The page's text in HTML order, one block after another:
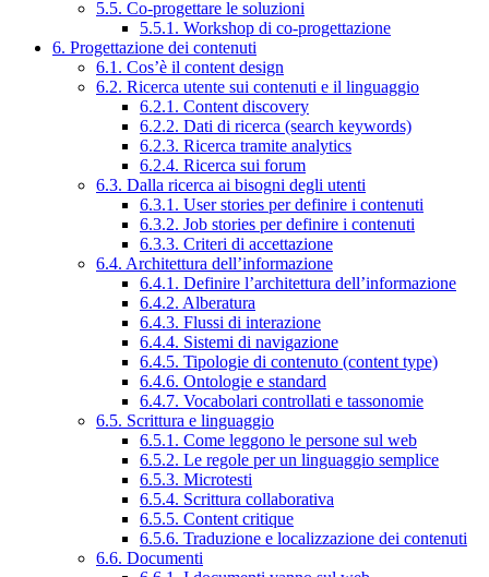
5.5. Co-progettare le soluzioni
5.5.1. Workshop di co-progettazione
6. Progettazione dei contenuti
6.1. Cos’è il content design
6.2. Ricerca utente sui contenuti e il linguaggio
6.2.1. Content discovery
6.2.2. Dati di ricerca (search keywords)
6.2.3. Ricerca tramite analytics
6.2.4. Ricerca sui forum
6.3. Dalla ricerca ai bisogni degli utenti
6.3.1. User stories per definire i contenuti
6.3.2. Job stories per definire i contenuti
6.3.3. Criteri di accettazione
6.4. Architettura dell’informazione
6.4.1. Definire l’architettura dell’informazione
6.4.2. Alberatura
6.4.3. Flussi di interazione
6.4.4. Sistemi di navigazione
6.4.5. Tipologie di contenuto (content type)
6.4.6. Ontologie e standard
6.4.7. Vocabolari controllati e tassonomie
6.5. Scrittura e linguaggio
6.5.1. Come leggono le persone sul web
6.5.2. Le regole per un linguaggio semplice
6.5.3. Microtesti
6.5.4. Scrittura collaborativa
6.5.5. Content critique
6.5.6. Traduzione e localizzazione dei contenuti
6.6. Documenti